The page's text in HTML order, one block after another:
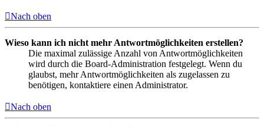
Nach oben
Wieso kann ich nicht mehr Antwortmöglichkeiten erstellen?
Die maximal zulässige Anzahl von Antwortmöglichkeiten
wird durch die Board-Administration festgelegt. Wenn du
glaubst, mehr Antwortmöglichkeiten als zugelassen zu
benötigen, kontaktiere einen Administrator.
Nach oben